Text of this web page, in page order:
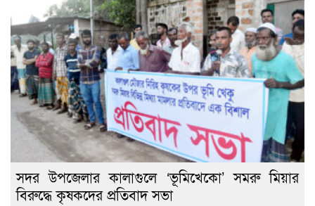
সদর উপজেলার কালাগুলে ‘ভূমিখেকো’ সমরু মিয়ার
বিরুদ্ধে কৃষকদের প্রতিবাদ সভা